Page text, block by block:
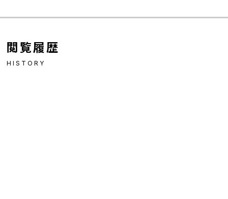
閲覧履歴
HISTORY